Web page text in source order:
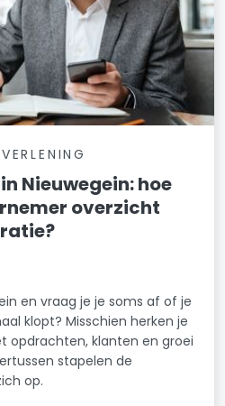
Nieuwegein: hoe
overzicht
en vraag je je soms af of je
klopt? Misschien herken je
opdrachten, klanten en groei
stapelen de
op.